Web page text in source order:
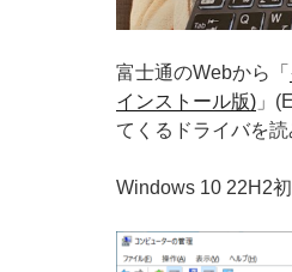
富士通のWebから「
インストール版) 」
てくるドライバを
Windows 10 22H2